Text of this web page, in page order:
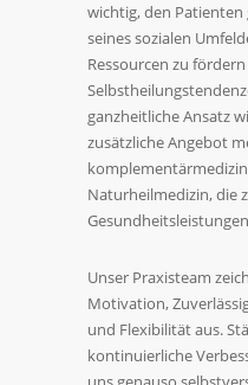
wichtig, den
seines sozialen
Ressourcen zu
ganzheitliche Ansatz
zusätzliche Angebot
Naturheilmedizin, die
Unser Praxisteam
Motivation,
und Flexibilität aus.
kontinuierliche